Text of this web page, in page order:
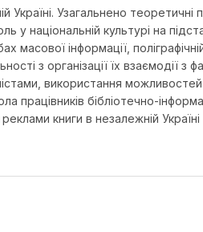
Україні. Узагальнено
у національній культурі на
інформації,
з організації їх взаємодії
використання
бібліотечно-
книги в незалежній Україні